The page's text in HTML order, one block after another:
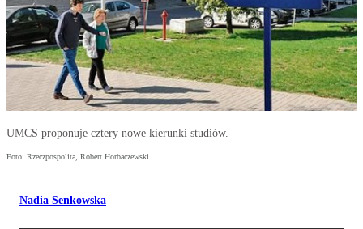
UMCS proponuje cztery nowe kierunki studiów.
Foto: Rzeczpospolita, Robert Horbaczewski
Nadia Senkowska